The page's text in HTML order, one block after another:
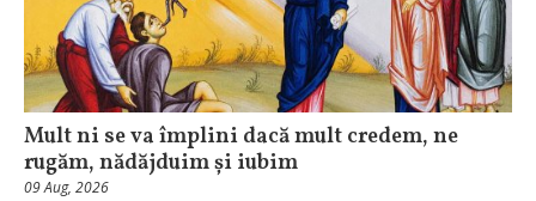
Mult ni se va împlini dacă mult credem, ne
rugăm, nădăjduim și iubim
09 Aug, 2026